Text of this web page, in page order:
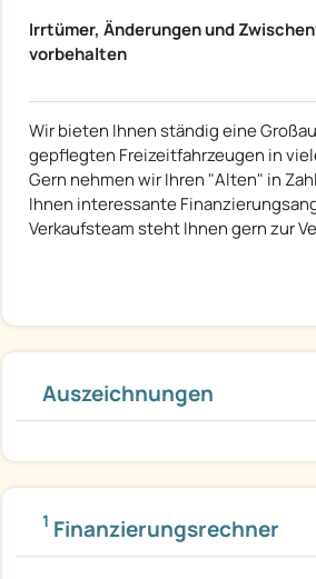
Irrtümer, Änderungen und
vorbehalten
Wir bieten Ihnen ständig eine
gepflegten Freizeitfahrzeugen in
Gern nehmen wir Ihren "Alten" in
Ihnen interessante
Verkaufsteam steht Ihnen gern zur
Auszeichnungen
1 Finanzierungsrechner